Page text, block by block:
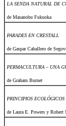
LA SENDA NATURAL DE
de Masanobu Fukuoka
PARADES EN CRESTALL
de Gaspar Caballero de
PERMACULTURA – UNA
de Graham Burnet
PRINCIPIOS
de Laura E. Powers y Robert